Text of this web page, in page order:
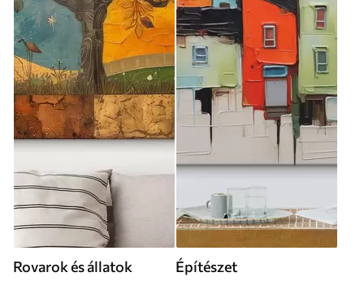
Rovarok és állatok Építészet